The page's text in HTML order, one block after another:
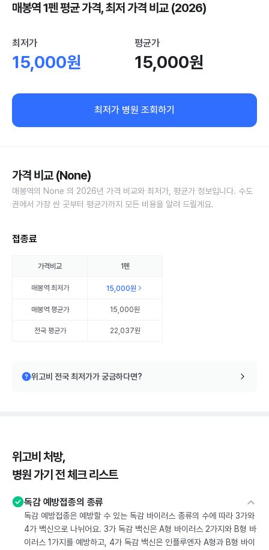
매봉역 1펜 평균 가격, 최저 가격 비교 (2026)
최저가
15,000원
평균가
15,000원
최저가 병원 조회하기
가격 비교 (None)
매봉역의 None 의 2026년 가격 비교와 최저가, 평균가 정보입니다. 수도
권에서 가장 싼 곳부터 평균가까지 모든 비용을 알려 드릴게요.
접종료
가격비교 1펜
매봉역최저가 15,000원
매봉역평균가 15,000원
전국 평균가 22,037원
위고비 전국 최저가가 궁금하다면?
위고비 처방,
병원 가기 전 체크 리스트
독감 예방접종의 종류
독감 예방접종은 예방할 수 있는 독감 바이러스 종류의 수에 따라 3가와
4가 백신으로 나뉘어요. 3가 독감 백신은 A형 바이러스 2가지와 B형 바
이러스 1가지를 예방하고, 4가 독감 백신은 인플루엔자 A형과 B형 바이